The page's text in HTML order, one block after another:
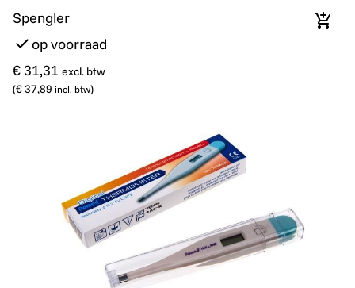
Spengler
op voorraad
€ 31,31 excl. btw
(€ 37,89 incl. btw)
In